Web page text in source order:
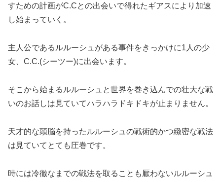
すための計画がC.Cとの出会いで得れたギアスにより加速
し始まっていく。
主人公であるルルーシュがある事件をきっかけに1人の少
女、C.C.(シーツー)に出会います。
そこから始まるルルーシュと世界を巻き込んでの壮大な戦
いのお話しは見ていてハラハラドキドキが止まりません。
天才的な頭脳を持ったルルーシュの戦術的かつ緻密な戦法
は見ていてとても圧巻です。
時には冷徹なまでの戦法を取ることも厭わないルルーシュ